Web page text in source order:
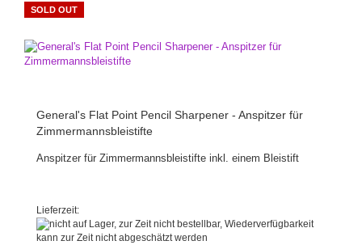
SOLD OUT
General's Flat Point Pencil Sharpener - Anspitzer für
Zimmermannsbleistifte
Anspitzer für Zimmermannsbleistifte inkl. einem Bleistift
Lieferzeit: